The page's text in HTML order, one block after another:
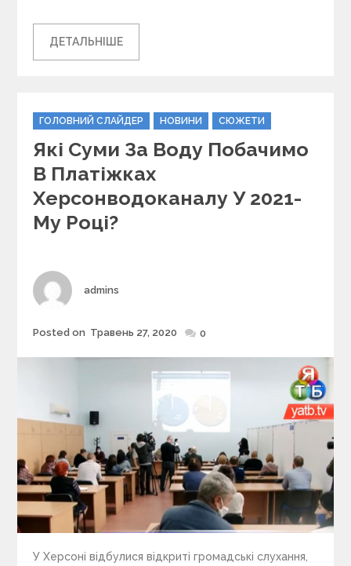
ДЕТАЛЬНІШЕ
C
a
t
e
g
o
r
i
ГОЛОВНИЙ СЛАЙДЕР НОВИНИ СЮЖЕТИ
Які Суми За Воду Побачимо
В Платіжках
Херсонводоканалу У 2021-
Му Році?
Author
admins
Posted
Posted on Травень 27, 2020 0
У Херсоні відбулися відкриті громадські слухання,